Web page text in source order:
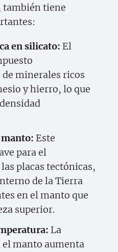
también tiene
en silicato: El
minerales ricos
y hierro, lo que
Este
para el
placas tectónicas,
de la Tierra
en el manto que
superior.
La
manto aumenta